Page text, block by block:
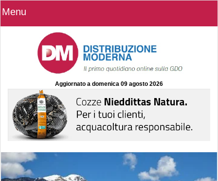
Menu
Aggiornato a domenica 09 agosto 2026